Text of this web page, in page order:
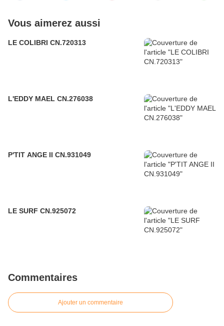
Vous aimerez aussi
LE COLIBRI CN.720313
L'EDDY MAEL CN.276038
P'TIT ANGE II CN.931049
LE SURF CN.925072
Commentaires
Ajouter un commentaire